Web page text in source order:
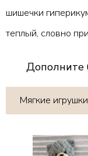
шишечки
теплый, словно
Дополните
Мягкие игрушки